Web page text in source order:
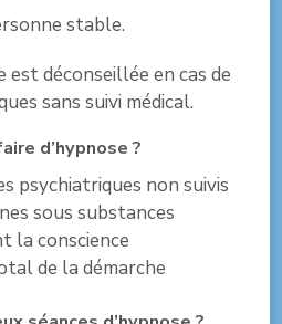
stable.
est déconseillée en cas de
sans suivi médical.
d’hypnose ?
psychiatriques non suivis
sous substances
la conscience
de la démarche